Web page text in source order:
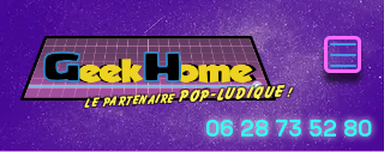
Le Partenairepop-ludique!
06 28 73 52 80